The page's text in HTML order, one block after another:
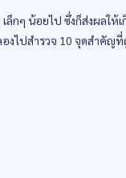
กๆ น้อยไป ซึ่งก็ส่งผลให้
ลองไปสำรวจ 10 จุดสำคั